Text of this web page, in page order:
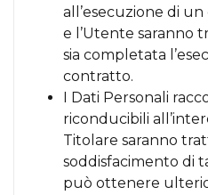
all’esecuzione di
e l’Utente saranno
sia completata
contratto.
I Dati Personali
riconducibili
Titolare saranno
soddisfacimento di
può ottenere